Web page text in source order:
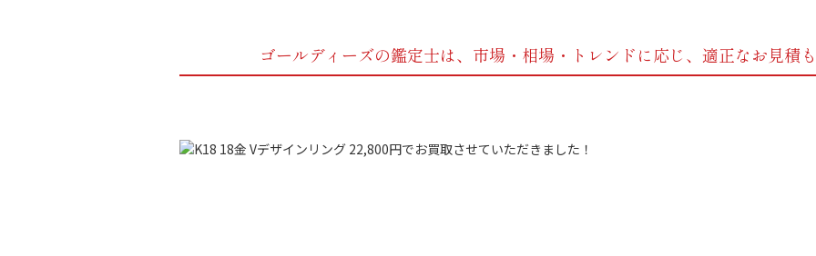
ゴールディーズの鑑定士は、市場・相場・トレンドに応じ、 適正なお見積